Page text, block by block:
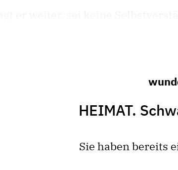
HEIMAT.
Sie haben bereits